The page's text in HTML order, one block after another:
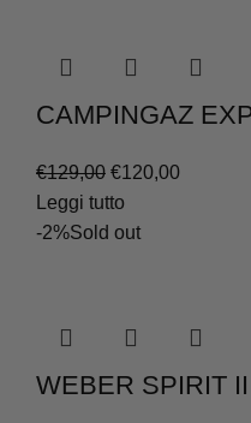
CAMPINGAZ
€129,00 Il
prezzo
originale
€120,00Il
Leggi tutto
-2%Sold out
WEBER SPIRIT